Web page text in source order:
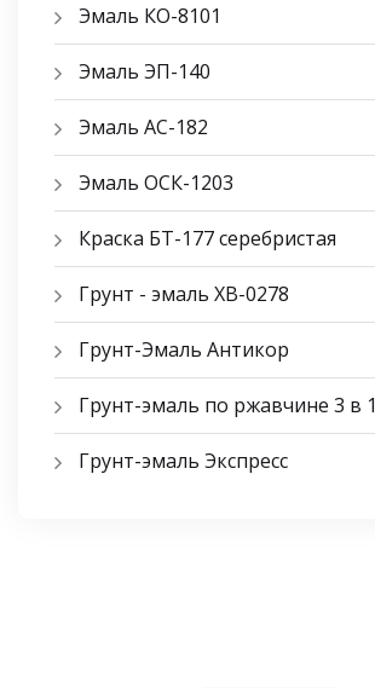
Эмаль КО-8101
Эмаль ЭП-140
Эмаль АС-182
Эмаль ОСК-1203
Краска БТ-177 серебристая
Грунт - эмаль ХВ-0278
Грунт-Эмаль Антикор
Грунт-эмаль по ржавчине 3 в 1
Грунт-эмаль Экспресс